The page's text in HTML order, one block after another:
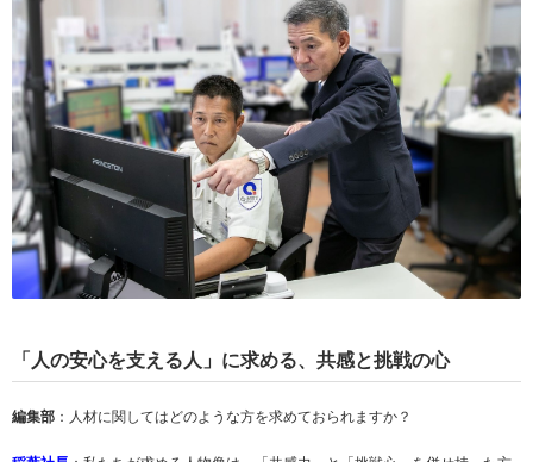
「人の安心を支える人」に求める、共感と挑戦の心
編集部 ：人材に関してはどのような方を求めておられますか？